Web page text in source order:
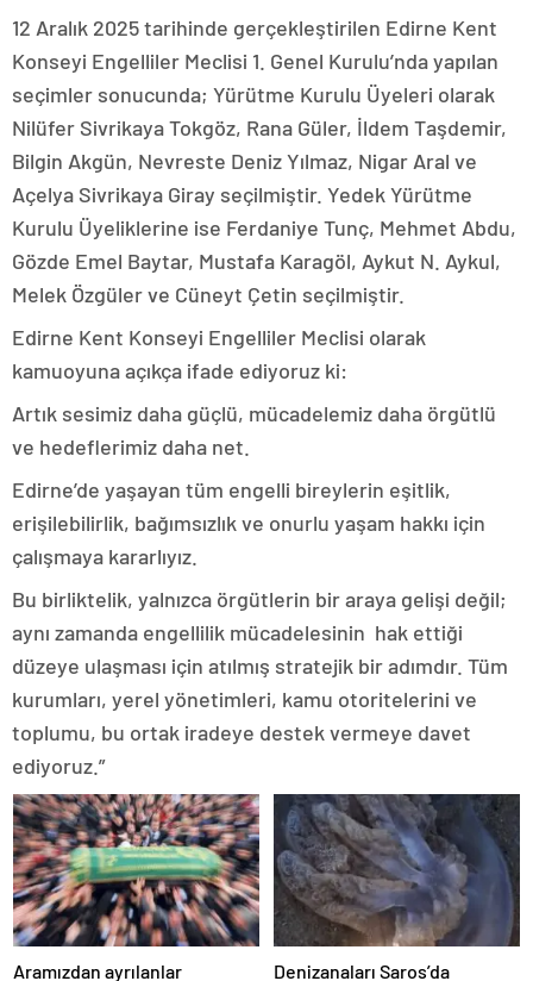
12 Aralık 2025 tarihinde gerçekleştirilen Edirne Kent
Konseyi Engelliler Meclisi 1. Genel Kurulu’nda yapılan
seçimler sonucunda; Yürütme Kurulu Üyeleri olarak
Nilüfer Sivrikaya Tokgöz, Rana Güler, İldem Taşdemir,
Bilgin Akgün, Nevreste Deniz Yılmaz, Nigar Aral ve
Açelya Sivrikaya Giray seçilmiştir. Yedek Yürütme
Kurulu Üyeliklerine ise Ferdaniye Tunç, Mehmet Abdu,
Gözde Emel Baytar, Mustafa Karagöl, Aykut N. Aykul,
Melek Özgüler ve Cüneyt Çetin seçilmiştir.
Edirne Kent Konseyi Engelliler Meclisi olarak
kamuoyuna açıkça ifade ediyoruz ki:
Artık sesimiz daha güçlü, mücadelemiz daha örgütlü
ve hedeflerimiz daha net.
Edirne’de yaşayan tüm engelli bireylerin eşitlik,
erişilebilirlik, bağımsızlık ve onurlu yaşam hakkı için
çalışmaya kararlıyız.
Bu birliktelik, yalnızca örgütlerin bir araya gelişi değil;
aynı zamanda engellilik mücadelesinin hak ettiği
düzeye ulaşması için atılmış stratejik bir adımdır. Tüm
kurumları, yerel yönetimleri, kamu otoritelerini ve
toplumu, bu ortak iradeye destek vermeye davet
ediyoruz.”
Aramızdan ayrılanlar Denizanaları Saros’da